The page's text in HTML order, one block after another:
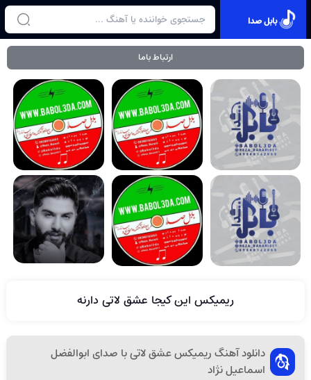
بابل صدا
ارتباط باما
ریمیکس این کیجا عشق لاتی دارنه
دانلود آهنگ ریمیکس عشق لاتی با صدای ابوالفضل
اسماعیل نژاد